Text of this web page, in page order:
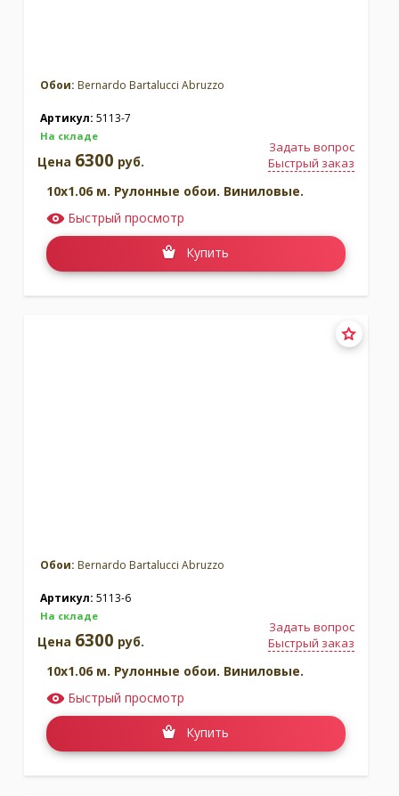
Обои: Bernardo Bartalucci Abruzzo
Артикул: 5113-7
На складе
Задать вопрос
Быстрый заказ
Цена 6300 руб.
10x1.06 м. Рулонные обои. Виниловые.
Быстрый просмотр
Купить
Обои: Bernardo Bartalucci Abruzzo
Артикул: 5113-6
На складе
Задать вопрос
Быстрый заказ
Цена 6300 руб.
10x1.06 м. Рулонные обои. Виниловые.
Быстрый просмотр
Купить